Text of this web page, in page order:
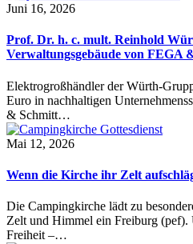
Juni 16, 2026
Prof. Dr. h. c. mult. Reinhold
Verwaltungsgebäude von FEGA
Elektrogroßhändler der Würth-
Euro in nachhaltigen
& Schmitt…
Mai 12, 2026
Wenn die Kirche ihr Zelt
Die Campingkirche lädt zu
Zelt und Himmel ein Freiburg (pef).
Freiheit –…